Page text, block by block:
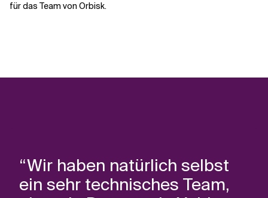
für das Team von Orbisk.
“Wir haben natürlich selbst
ein sehr technisches Team,